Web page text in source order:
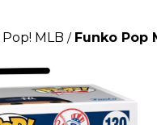
Pop! MLB / Funko Pop